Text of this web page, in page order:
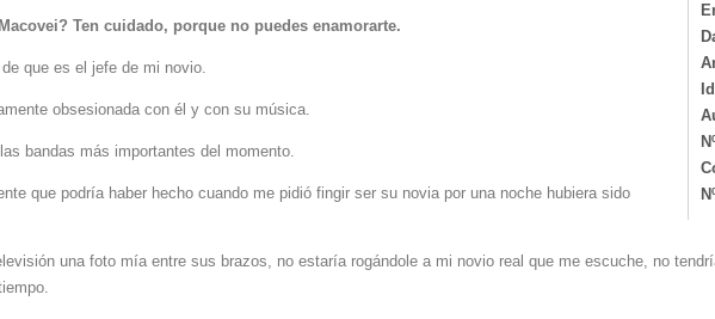
Ten cuidado, porque no puedes enamorarte.
que es el jefe de mi novio.
obsesionada con él y con su música.
bandas más importantes del momento.
que podría haber hecho cuando me pidió fingir ser su novia por una noche hubiera sido
una foto mía entre sus brazos, no estaría rogándole a mi novio real que me escuche, no